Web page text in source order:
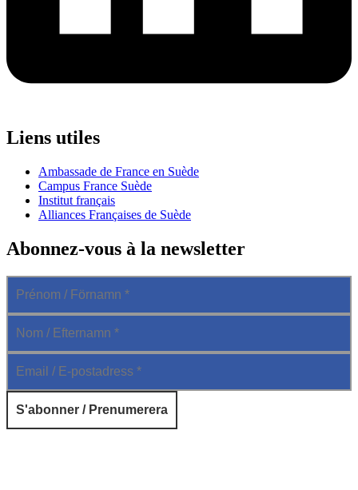
Liens utiles
Ambassade de France en Suède
Campus France Suède
Institut français
Alliances Françaises de Suède
Abonnez-vous à la newsletter